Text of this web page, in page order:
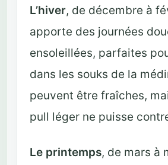
L’hiver, de décembre à
apporte des journées
ensoleillées, parfaites
dans les souks de la
peuvent être fraîches,
pull léger ne puisse
Le printemps, de mars à